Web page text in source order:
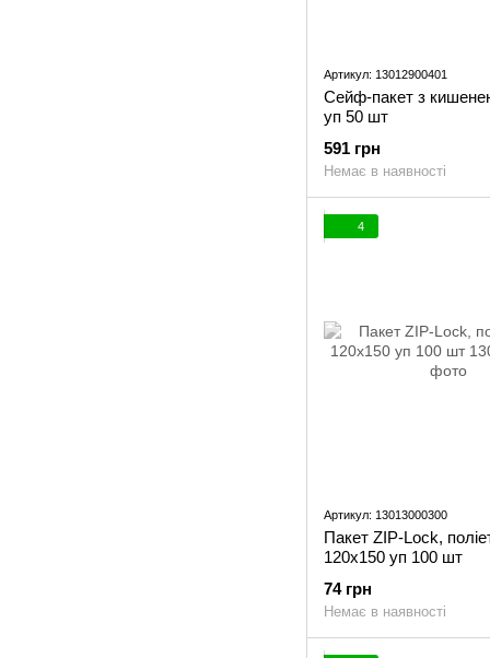
Артикул: 13012900401
Сейф-пакет з
уп 50 шт
591 грн
Немає в наявності
4
Артикул: 13013000300
Пакет ZIP-Lock,
120x150 уп 100 шт
74 грн
Немає в наявності